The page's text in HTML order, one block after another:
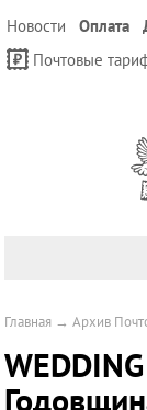
Новости Оплата
Почтовые
Главная →Архив